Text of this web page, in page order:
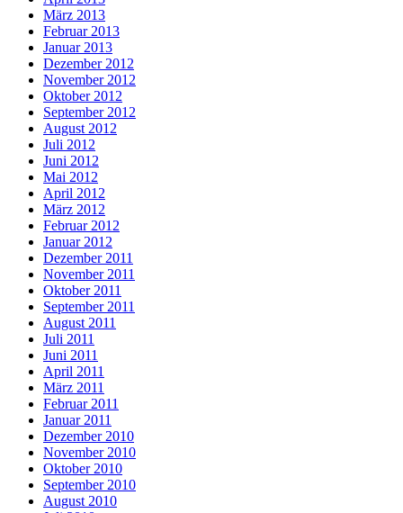
März 2013
Februar 2013
Januar 2013
Dezember 2012
November 2012
Oktober 2012
September 2012
August 2012
Juli 2012
Juni 2012
Mai 2012
April 2012
März 2012
Februar 2012
Januar 2012
Dezember 2011
November 2011
Oktober 2011
September 2011
August 2011
Juli 2011
Juni 2011
April 2011
März 2011
Februar 2011
Januar 2011
Dezember 2010
November 2010
Oktober 2010
September 2010
August 2010